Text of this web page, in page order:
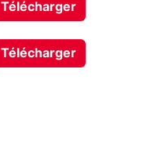
Télécharger
Télécharger